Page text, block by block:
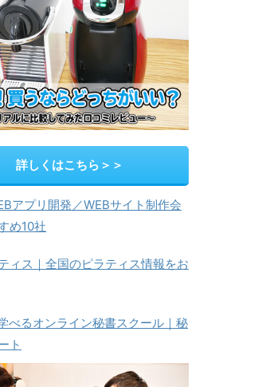
詳しくはこちら＞＞
アプリ開発／WEBサイト制作会
め10社
ィス｜全国のピラティス情報をお
べるオンライン秘書スクール｜秘
ト